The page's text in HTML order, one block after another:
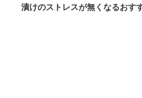
漬けのストレスが無くなるおす